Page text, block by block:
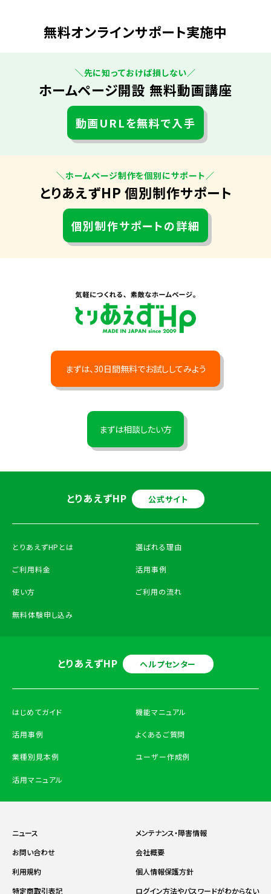
無料オンラインサポート実施中
＼先に知っておけば損しない／
ホームページ開設 無料動画講座
動画URLを無料で入手
＼ホームページ制作を個別にサポート／
とりあえずHP 個別制作サポート
個別制作サポートの詳細
まずは、30日間無料でお試ししてみよう
まずは相談したい方
とりあえずHP 公式サイト
とりあえずHPとは
ご利用料金
使い方
選ばれる理由
活用事例
ご利用の流れ
無料体験申し込み
とりあえずHP ヘルプセンター
はじめてガイド
活用事例
業種別見本例
機能マニュアル
よくあるご質問
ユーザー作成例
活用マニュアル
ニュース
メンテナンス・障害情報
お問い合わせ
会社概要
利用規約
個人情報保護方針
特定商取引表記
ログイン方法やパスワードがわからない